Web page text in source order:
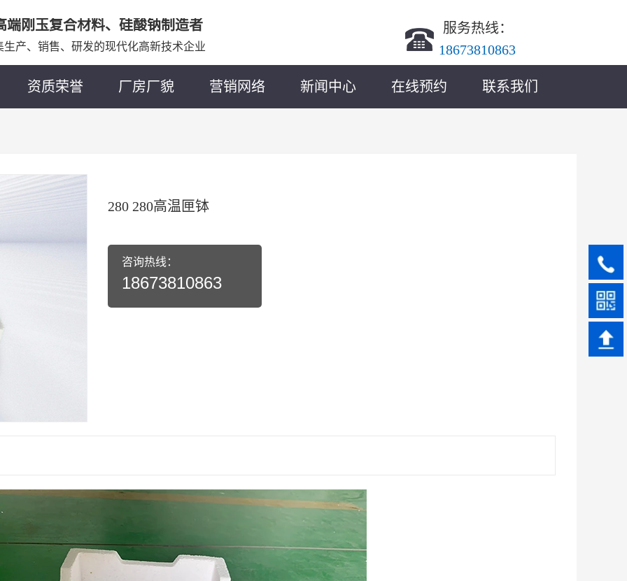
资质荣誉 厂房厂貌 营销网络 新闻中心 在线预约 联系我们
端刚玉复合材料、硅酸钠制造者
生产、销售、研发的现代化高新技术企业
服务热线：
18673810863
280 280高温匣钵
咨询热线：
18673810863